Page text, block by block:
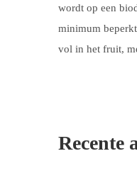
wordt op een
minimum
vol in het fruit,
Recente